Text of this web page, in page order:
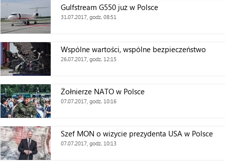
Gulfstream G550 już w Polsce
31.07.2017, godz. 08:51
Wspólne wartości, wspólne bezpieczeństwo
26.07.2017, godz. 12:15
Żołnierze NATO w Polsce
07.07.2017, godz. 10:16
Szef MON o wizycie prezydenta USA w Polsce
07.07.2017, godz. 10:13